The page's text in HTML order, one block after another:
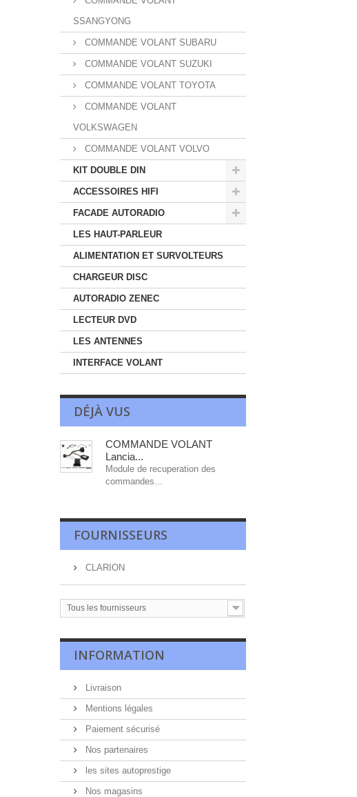
SSANGYONG
COMMANDE VOLANT SUBARU
COMMANDE VOLANT SUZUKI
COMMANDE VOLANT TOYOTA
COMMANDE VOLANT
VOLKSWAGEN
COMMANDE VOLANT VOLVO
KIT DOUBLE DIN
ACCESSOIRES HIFI
FACADE AUTORADIO
LES HAUT-PARLEUR
ALIMENTATION ET SURVOLTEURS
CHARGEUR DISC
AUTORADIO ZENEC
LECTEUR DVD
LES ANTENNES
INTERFACE VOLANT
DÉJÀ VUS
COMMANDE VOLANT
Lancia...
Module de recuperation des
commandes...
FOURNISSEURS
CLARION
Tous les fournisseurs
INFORMATION
Livraison
Mentions légales
Paiement sécurisé
Nos partenaires
les sites autoprestige
Nos magasins